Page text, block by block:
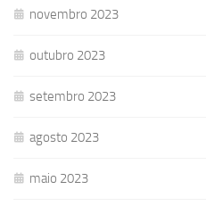
novembro 2023
outubro 2023
setembro 2023
agosto 2023
maio 2023